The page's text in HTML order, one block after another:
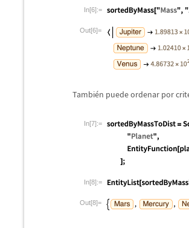
In[6]:=
Out[6]=
También puede ordenar por
In[7]:=
In[8]:=
Out[8]=